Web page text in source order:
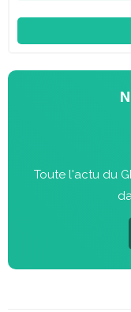
Toute l'actu du